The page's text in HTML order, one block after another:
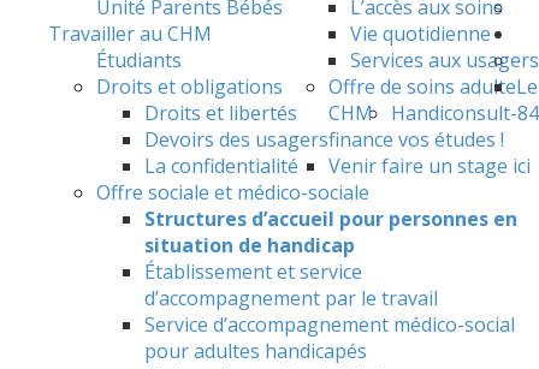
L’accès aux soins
Vie quotidienne
Services aux usagers
Droits et obligations
Droits et libertés
Devoirs des usagers
La confidentialité
Offre de soins adulte
Handiconsult-84
Offre sociale et médico-sociale
Structures d’accueil pour personnes en
situation de handicap
Établissement et service
d’accompagnement par le travail
Service d’accompagnement médico-social
pour adultes handicapés
Unité Parents Bébés
Travailler au CHM
Étudiants
Le
CHM
finance vos études !
Venir faire un stage ici